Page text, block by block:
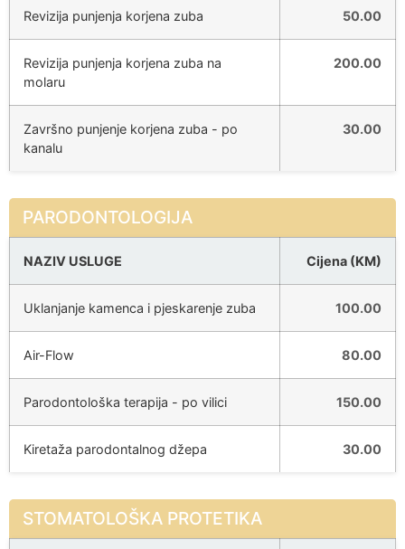
Revizija punjenja korjena zuba 50.00
Revizija punjenja korjena zuba na
molaru
200.00
Završno punjenje korjena zuba - po
kanalu
30.00
PARODONTOLOGIJA
NAZIV USLUGE Cijena (KM)
Uklanjanje kamenca i pjeskarenje zuba 100.00
Air-Flow 80.00
Parodontološka terapija - po vilici 150.00
Kiretaža parodontalnog džepa 30.00
STOMATOLOŠKA PROTETIKA